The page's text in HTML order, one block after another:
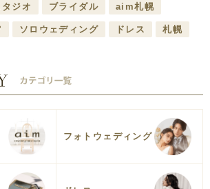
タジオ ブライダル aim札幌
ソロウェディング ドレス 札幌
フォトウェディング